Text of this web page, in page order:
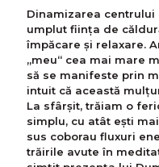
Dinamizarea
umplut ființa de
împăcare și relaxare.
„meu“ cea mai mare
să se manifeste prin
intuit că această
La sfârșit, trăiam o
simplu, cu atât ești
sus coborau fluxuri
trăirile avute în